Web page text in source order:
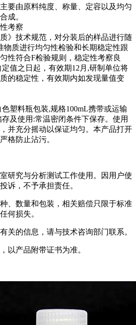
要由原料纯度、称量、定容以及均匀
成。
考察
》技术规范，对分装后的样品进行随
物质进行均匀性检验和长期稳定性跟
性符合F检验规则，稳定性考察良
值之日起，有效期12月,研制单位将
的稳定性，有效期内如发现量值变
塑料瓶包装,规格100mL携带或运输
及使用:常温密闭条件下保存。使用
并充分摇动以保证均匀。本产品打开
格防止沾污。
研究与分析测试工作使用。因用户使
诉，不予承担责任。
、数量和包装，相关赔偿只限于标准
何损失。
关的信息，请与技术咨询部门联系。
以产品附带证书为准。